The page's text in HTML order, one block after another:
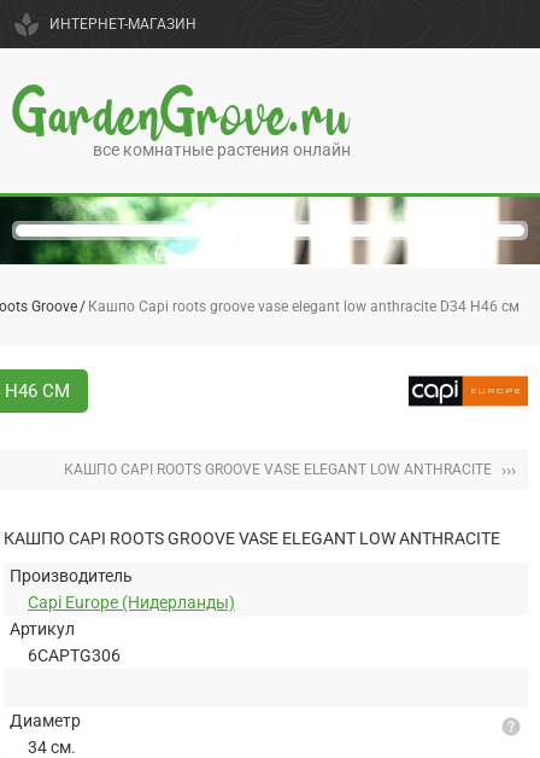
spa ИНТЕРНЕТ-МАГАЗИН
GardenGrove.ru
все комнатные растения онлайн
Groove Кашпо Capi roots groove vase elegant low anthracite D34 H46 см
H46 СМ
КАШПО CAPI ROOTS GROOVE VASE ELEGANT LOW ANTHRACITE ›››
КАШПО CAPI ROOTS GROOVE VASE ELEGANT LOW ANTHRACITE
Производитель
Capi Europe (Нидерланды)
Артикул
6CAPTG306
Диаметр
34 см.
help